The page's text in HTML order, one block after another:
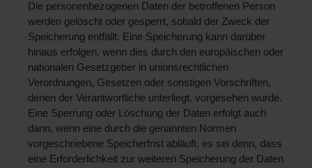
Die personenbezogenen Daten der betroffenen Person
werden gelöscht oder gesperrt, sobald der Zweck der
Speicherung entfällt. Eine Speicherung kann darüber
hinaus erfolgen, wenn dies durch den europäischen oder
nationalen Gesetzgeber in unionsrechtlichen
Verordnungen, Gesetzen oder sonstigen Vorschriften,
denen der Verantwortliche unterliegt, vorgesehen wurde.
Eine Sperrung oder Löschung der Daten erfolgt auch
dann, wenn eine durch die genannten Normen
vorgeschriebene Speicherfrist abläuft, es sei denn, dass
eine Erforderlichkeit zur weiteren Speicherung der Daten